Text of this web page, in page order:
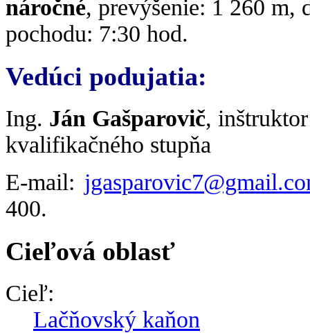
náročné, prevýšenie: 1 260 m,
pochodu: 7:30 hod.
Vedúci podujatia:
Ing. Ján Gašparovič,
kvalifikačného stupňa
E-mail:
400.
Cieľová oblasť
Cieľ:
Lačňovský kaňon